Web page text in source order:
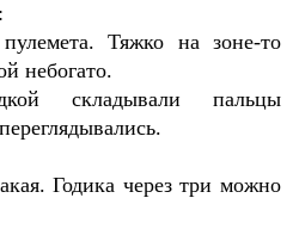
Тяжко на зоне-то
небогато.
складывали пальцы
Годика через три можно